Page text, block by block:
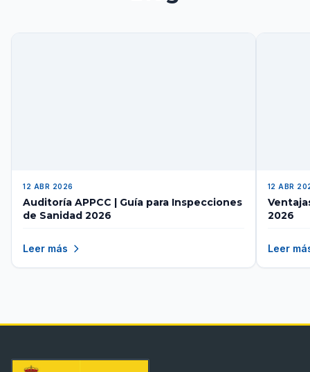
12 ABR 2026
Auditoría APPCC | Guía para Inspecciones
de Sanidad 2026
Leer más
12 ABR
2026
Leer